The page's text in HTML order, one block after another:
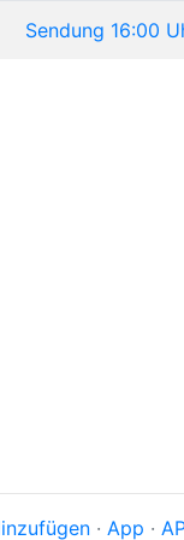
Sendung 16:00
· App ·